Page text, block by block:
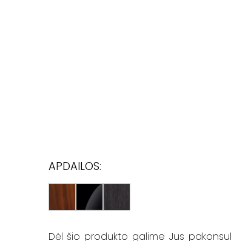
APDAILOS:
Dėl šio produkto galime Jus